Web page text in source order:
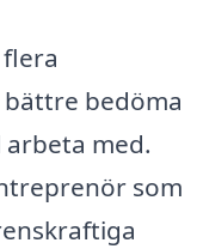
bedöma
med.
som